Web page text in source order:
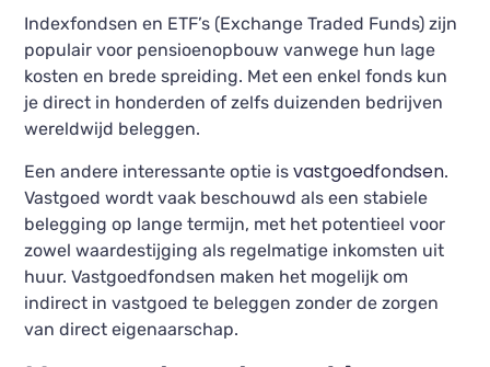
Indexfondsen en ETF’s (Exchange Traded Funds) zijn
populair voor pensioenopbouw vanwege hun lage
kosten en brede spreiding. Met een enkel fonds kun
je direct in honderden of zelfs duizenden bedrijven
wereldwijd beleggen.
Een andere interessante optie isvastgoedfondsen.
Vastgoed wordt vaak beschouwd als een stabiele
belegging op lange termijn, met het potentieel voor
zowel waardestijging als regelmatige inkomsten uit
huur. Vastgoedfondsen maken het mogelijk om
indirect in vastgoed te beleggen zonder de zorgen
van direct eigenaarschap.